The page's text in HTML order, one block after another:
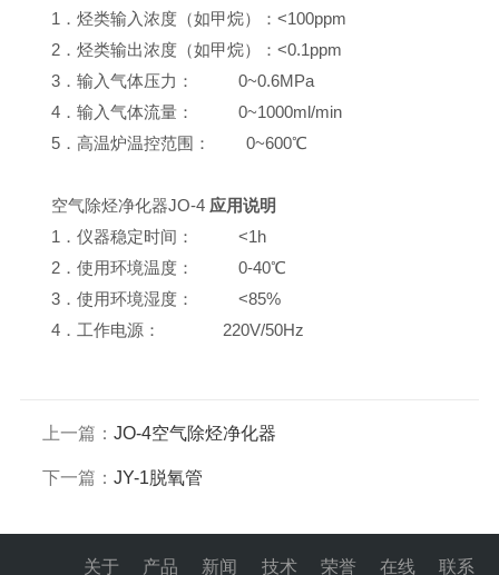
1．烃类输入浓度（如甲烷）：<100ppm
2．烃类输出浓度（如甲烷）：<0.1ppm
3．输入气体压力： 0~0.6MPa
4．输入气体流量： 0~1000ml/min
5．高温炉温控范围： 0~600℃
空气除烃净化器JO-4 应用说明
1．仪器稳定时间： <1h
2．使用环境温度： 0-40℃
3．使用环境湿度： <85%
4．工作电源： 220V/50Hz
上一篇： JO-4空气除烃净化器
下一篇： JY-1脱氧管
关于 产品 新闻 技术 荣誉 在线 联系